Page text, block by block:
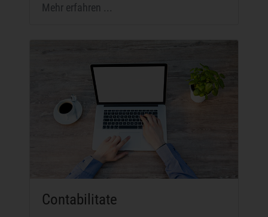
Mehr erfahren ...
Contabilitate